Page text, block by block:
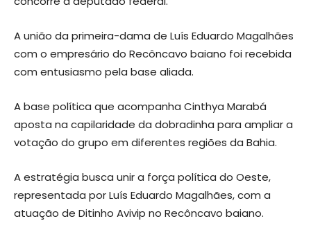
A união da primeira-dama de Luís Eduardo Magalhães
com o empresário do Recôncavo baiano foi recebida
com entusiasmo pela base aliada.
A base política que acompanha Cinthya Marabá
aposta na capilaridade da dobradinha para ampliar a
votação do grupo em diferentes regiões da Bahia.
A estratégia busca unir a força política do Oeste,
representada por Luís Eduardo Magalhães, com a
atuação de Ditinho Avivip no Recôncavo baiano.